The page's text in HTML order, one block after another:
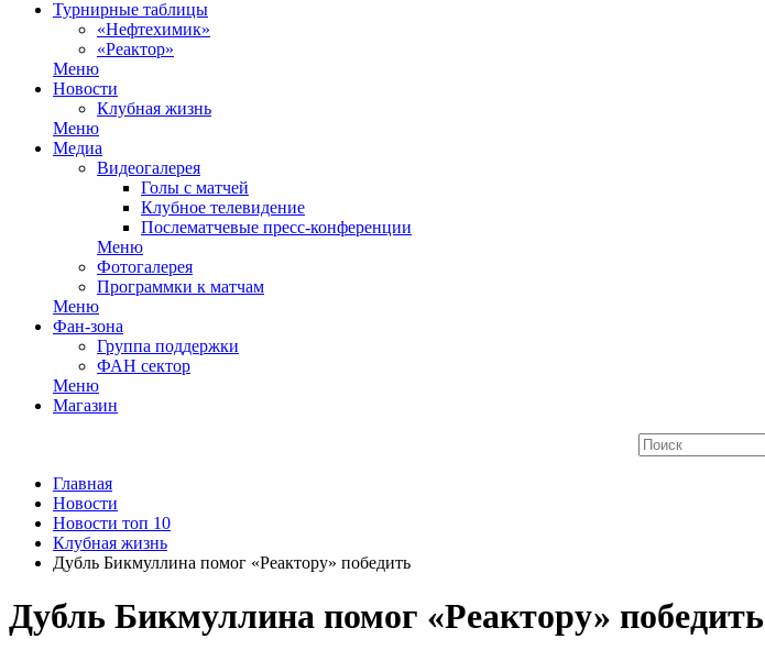
Турнирные таблицы
«Нефтехимик»
«Реактор»
Меню
Новости
Клубная жизнь
Меню
Медиа
Видеогалерея
Голы с матчей
Клубное телевидение
Послематчевые пресс-конференции
Меню
Фотогалерея
Программки к матчам
Меню
Фан-зона
Группа поддержки
ФАН сектор
Меню
Магазин
Главная
Новости
Новости топ 10
Клубная жизнь
Дубль Бикмуллина помог «Реактору» победить
Дубль Бикмуллина помог «Реактору» победить